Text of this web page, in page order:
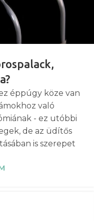
éppúgy köze van
való
- ez utóbbi
de az üdítős
is szerepet